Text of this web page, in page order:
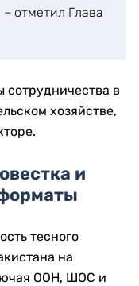
отметил Глава
сотрудничества в
хозяйстве,
и
тесного
на
ООН, ШОС и